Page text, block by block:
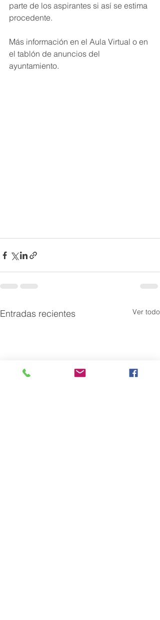
parte de los aspirantes si así se estima
procedente.
Más información en el Aula Virtual o en
el tablón de anuncios del
ayuntamiento.
Entradas recientes Ver todo